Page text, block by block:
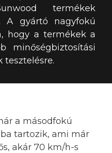
termékek
A gyártó nagyfokú
hogy a termékek a
minőségbiztosítási
tesztelésre.
a másodfokú
tartozik, ami már
akár 70 km/h-s